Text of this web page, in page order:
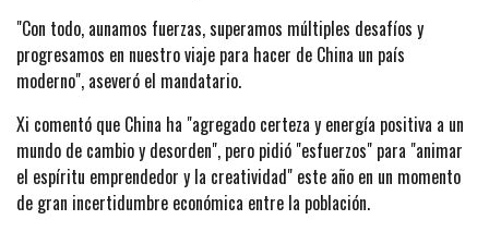
"Con todo, aunamos fuerzas, superamos múltiples desafíos y
progresamos en nuestro viaje para hacer de China un país
moderno", aseveró el mandatario.
Xi comentó que China ha "agregado certeza y energía positiva a un
mundo de cambio y desorden", pero pidió "esfuerzos" para "animar
el espíritu emprendedor y la creatividad" este año en un momento
de gran incertidumbre económica entre la población.